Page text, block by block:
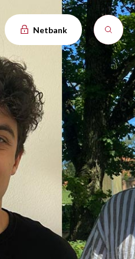
Netbank